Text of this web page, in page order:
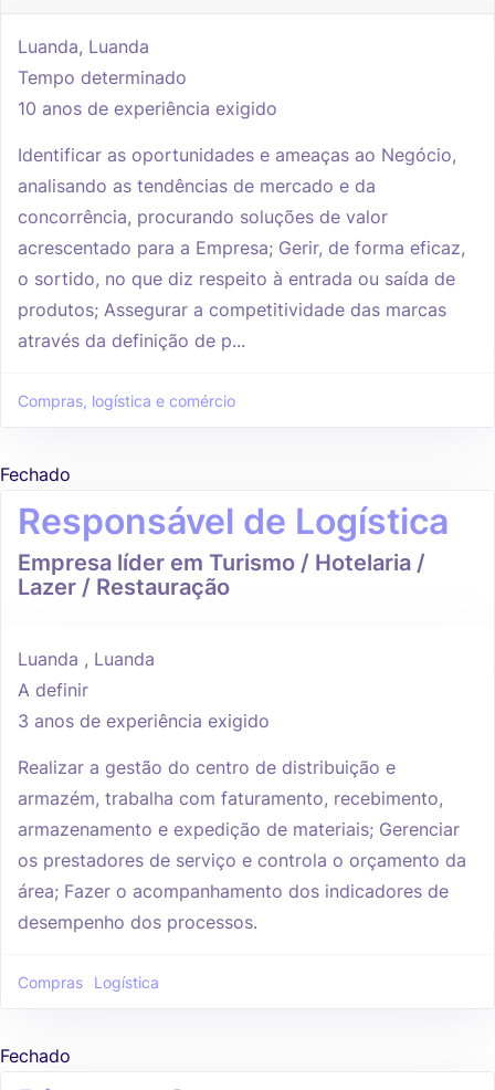
Luanda, Luanda
Tempo determinado
10 anos de experiência exigido
Identificar as oportunidades e ameaças ao Negócio,
analisando as tendências de mercado e da
concorrência, procurando soluções de valor
acrescentado para a Empresa; Gerir, de forma eficaz,
o sortido, no que diz respeito à entrada ou saída de
produtos; Assegurar a competitividade das marcas
através da definição de p...
Compras, logística e comércio
Fechado
Responsável de Logística
Empresa líder em Turismo / Hotelaria /
Lazer / Restauração
Luanda , Luanda
A definir
3 anos de experiência exigido
Realizar a gestão do centro de distribuição e
armazém, trabalha com faturamento, recebimento,
armazenamento e expedição de materiais; Gerenciar
os prestadores de serviço e controla o orçamento da
área; Fazer o acompanhamento dos indicadores de
desempenho dos processos.
Compras Logística
Fechado